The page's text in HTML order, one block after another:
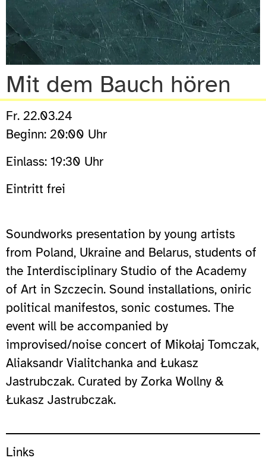
Mit dem Bauch hören
Fr. 22.03.24
Beginn: 20:00 Uhr
Einlass: 19:30 Uhr
Eintritt frei
Soundworks presentation by young artists
from Poland, Ukraine and Belarus, students of
the Interdisciplinary Studio of the Academy
of Art in Szczecin. Sound installations, oniric
political manifestos, sonic costumes. The
event will be accompanied by
improvised/noise concert of Mikołaj Tomczak,
Aliaksandr Vialitchanka and Łukasz
Jastrubczak. Curated by Zorka Wollny &
Łukasz Jastrubczak.
Links